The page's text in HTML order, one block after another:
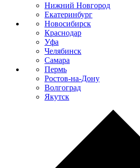
Нижний Новгород
Екатеринбург
Новосибирск
Краснодар
Уфа
Челябинск
Самара
Пермь
Ростов-на-Дону
Волгоград
Якутск